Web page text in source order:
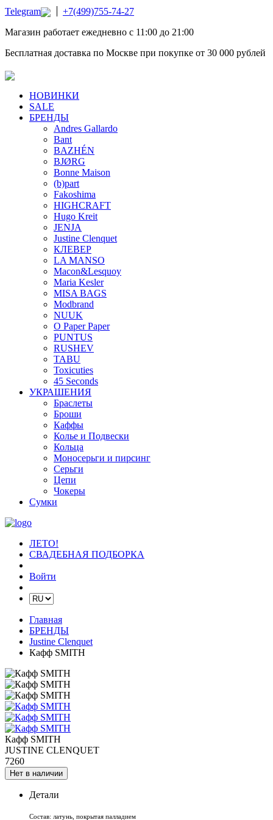
Telegram
+7(499)755-74-27
Магазин работает ежедневно с 11:00 до 21:00
Бесплатная доставка по Москве при покупке от 30 000 рублей
НОВИНКИ
SALE
БРЕНДЫ
Andres Gallardo
Bant
BAZHÉN
BJØRG
Bonne Maison
(b)part
Fakoshima
HIGHCRAFT
Hugo Kreit
JENJA
Justine Clenquet
КЛЕВЕР
LA MANSO
Macon&Lesquoy
Maria Kesler
MISA BAGS
Modbrand
NUUK
O Paper Paper
PUNTUS
RUSHEV
TABU
Toxicuties
45 Seconds
УКРАШЕНИЯ
Браслеты
Броши
Каффы
Колье и Подвески
Кольца
Моносерьги и пирсинг
Серьги
Цепи
Чокеры
Сумки
ЛЕТО!
СВАДЕБНАЯ ПОДБОРКА
Войти
Главная
БРЕНДЫ
Justine Clenquet
Кафф SMITH
Кафф SMITH
JUSTINE CLENQUET
7260
Нет в наличии
Детали
Состав: латунь, покрытая палладием